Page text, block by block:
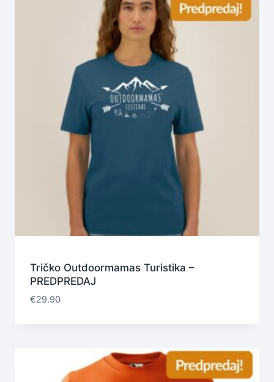
Tričko Outdoormamas Turistika –
PREDPREDAJ
€29.90